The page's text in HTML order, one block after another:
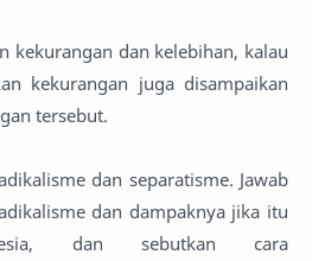
kekurangan dan kelebihan, kalau
kekurangan juga disampaikan
tersebut.
dan separatisme. Jawab
dan dampaknya jika itu
dan sebutkan cara